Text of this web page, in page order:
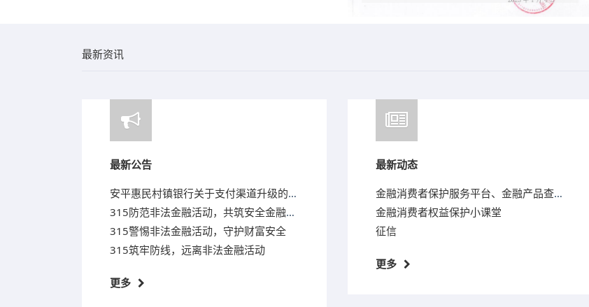
最新资讯
最新公告
安平惠民村镇银行关于支付渠道升级的公告
315防范非法金融活动，共筑安全金融防线
315警惕非法金融活动，守护财富安全
315筑牢防线，远离非法金融活动
更多
最新动态
金融消费者保护服务平台、金融产品查询平台简介
金融消费者权益保护小课堂
征信
更多